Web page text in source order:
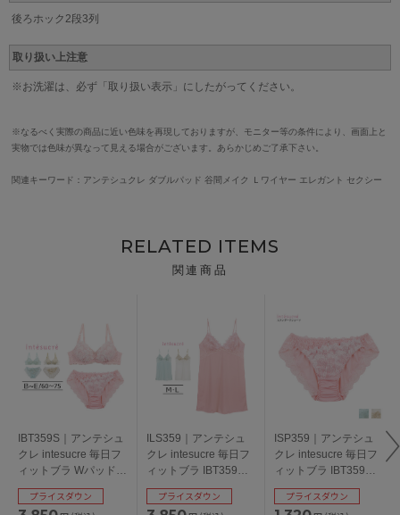
後ろホック2段3列
取り扱い上注意
※お洗濯は、必ず「取り扱い表示」にしたがってください。
※なるべく実際の商品に近い色味を再現しておりますが、モニター等の条件により、画面上と
実物では色味が異なって見える場合がございます。あらかじめご了承下さい。
関連キーワード：アンテシュクレ ダブルパッド 谷間メイク Ｌワイヤー エレガント セクシー
RELATED ITEMS
関連商品
IBT359S｜アンテシュ
クレ intesucre 毎日フ
ィットブラ Wパッドボ
リュームタイプ ブラ
セット ふっくらデコ
プライスダウン
ILS359｜アンテシュ
クレ intesucre 毎日フ
ィットブラ IBT359ペ
ア スリップ M/L
プライスダウン
ISP359｜アンテシュ
クレ intesucre 毎日フ
ィットブラ IBT359ペ
ア スタンダードショ
ーツ S/M/L
プライスダウン